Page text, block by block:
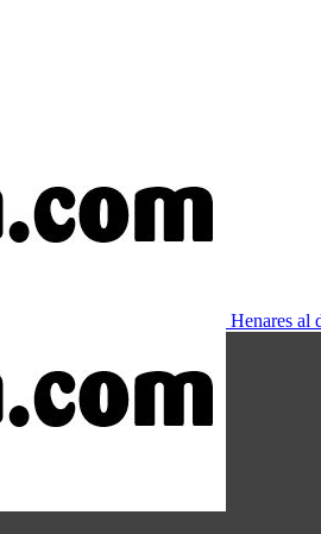
Henares al